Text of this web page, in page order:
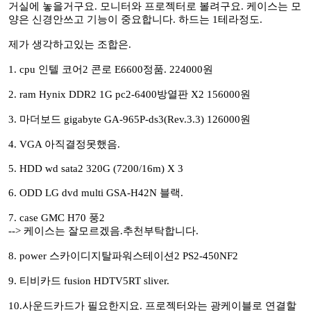
거실에 놓을거구요. 모니터와 프로젝터로 볼려구요. 케이스는 모
양은 신경안쓰고 기능이 중요합니다. 하드는 1테라정도.
제가 생각하고있는 조합은.
1. cpu 인텔 코어2 콘로 E6600정품. 224000원
2. ram Hynix DDR2 1G pc2-6400방열판 X2 156000원
3. 마더보드 gigabyte GA-965P-ds3(Rev.3.3) 126000원
4. VGA 아직결정못했음.
5. HDD wd sata2 320G (7200/16m) X 3
6. ODD LG dvd multi GSA-H42N 블랙.
7. case GMC H70 풍2
--> 케이스는 잘모르겠음.추천부탁합니다.
8. power 스카이디지탈파워스테이션2 PS2-450NF2
9. 티비카드 fusion HDTV5RT sliver.
10.사운드카드가 필요한지요. 프로젝터와는 광케이블로 연결할